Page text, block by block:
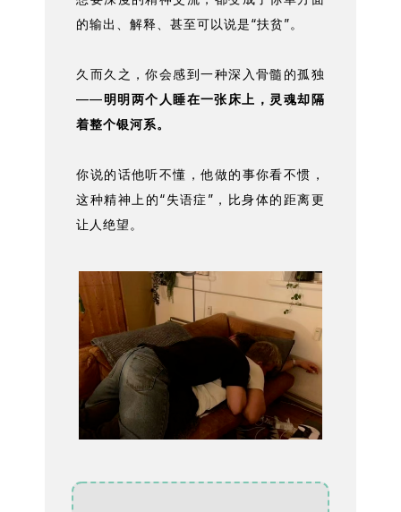
的输出、解释、甚至可以说是“扶贫”。
久而久之，你会感到一种深入骨髓的孤独
——明明两个人睡在一张床上，灵魂却隔
着整个银河系。
你说的话他听不懂，他做的事你看不惯，
这种精神上的“失语症”，比身体的距离更
让人绝望。